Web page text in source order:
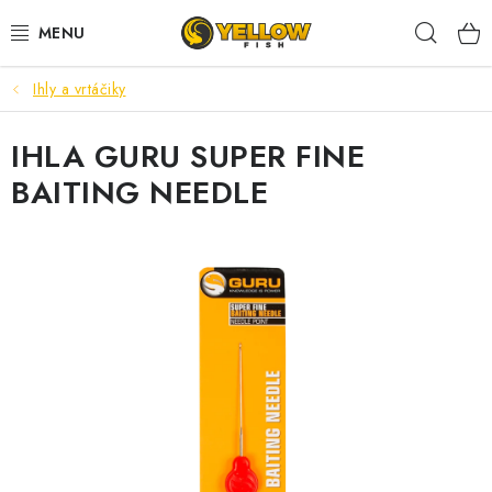
na
NOVINKY 2026
LETNÉ ZĽAVY
HALDORADO
Ihly a vrtáčiky
IHLA GURU SUPER FINE
BAITING NEEDLE